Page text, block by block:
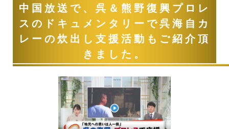
中国放送で、呉＆熊野復興プロレ
スのドキュメンタリーで呉海自カ
レーの炊出し支援活動もご紹介頂
きました。